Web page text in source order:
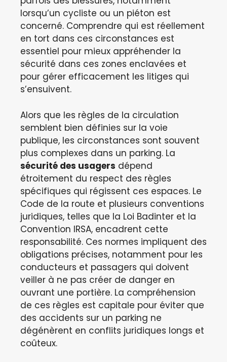
lorsqu’un cycliste ou un piéton est
concerné. Comprendre qui est réellement
en tort dans ces circonstances est
essentiel pour mieux appréhender la
sécurité dans ces zones enclavées et
pour gérer efficacement les litiges qui
s’ensuivent.
Alors que les règles de la circulation
semblent bien définies sur la voie
publique, les circonstances sont souvent
plus complexes dans un parking. La
sécurité des usagers dépend
étroitement du respect des règles
spécifiques qui régissent ces espaces. Le
Code de la route et plusieurs conventions
juridiques, telles que la Loi Badinter et la
Convention IRSA, encadrent cette
responsabilité. Ces normes impliquent des
obligations précises, notamment pour les
conducteurs et passagers qui doivent
veiller à ne pas créer de danger en
ouvrant une portière. La compréhension
de ces règles est capitale pour éviter que
des accidents sur un parking ne
dégénèrent en conflits juridiques longs et
coûteux.